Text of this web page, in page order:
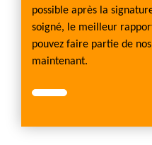
possible après la
soigné, le meilleur
pouvez faire partie de
maintenant.